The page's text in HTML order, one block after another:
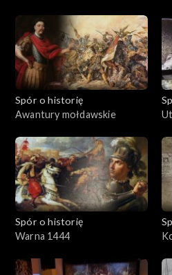
Spór o historię
Awantury mołdawskie
Spór o historię
Warna 1444